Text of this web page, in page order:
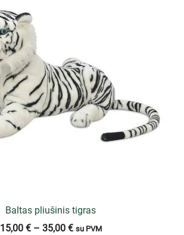
Baltas pliušinis tigras
15,00 € – 35,00 € su PVM